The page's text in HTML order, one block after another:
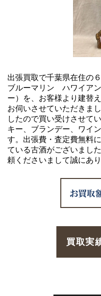
出張買取で千葉県在住の
ブルーマリン ハワイア
ー）を、お客様より建替
お伺いさせていただきま
したので買い受けさせて
キー、ブランデー、ワイ
す。出張費・査定費無料
ている古酒がございまし
頼くださいまして誠にあ
買取実